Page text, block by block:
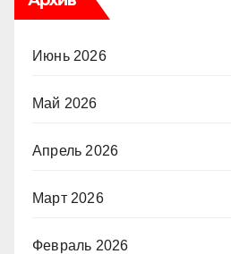
Июнь 2026
Май 2026
Апрель 2026
Март 2026
Февраль 2026